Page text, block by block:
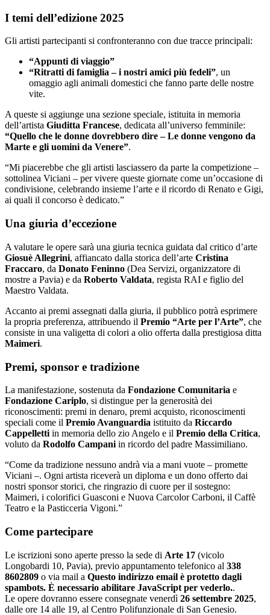
I temi dell’edizione 2025
Gli artisti partecipanti si confronteranno con due tracce principali:
“Appunti di viaggio”
“Ritratti di famiglia – i nostri amici più fedeli”, un
omaggio agli animali domestici che fanno parte delle nostre
vite.
A queste si aggiunge una sezione speciale, istituita in memoria
dell’artista Giuditta Francese, dedicata all’universo femminile:
“Quello che le donne dovrebbero dire – Le donne vengono da
Marte e gli uomini da Venere”.
“Mi piacerebbe che gli artisti lasciassero da parte la competizione –
sottolinea Viciani – per vivere queste giornate come un’occasione di
condivisione, celebrando insieme l’arte e il ricordo di Renato e Gigi,
ai quali il concorso è dedicato.”
Una giuria d’eccezione
A valutare le opere sarà una giuria tecnica guidata dal critico d’arte
Giosuè Allegrini, affiancato dalla storica dell’arte Cristina
Fraccaro, da Donato Feninno (Dea Servizi, organizzatore di
mostre a Pavia) e da Roberto Valdata, regista RAI e figlio del
Maestro Valdata.
Accanto ai premi assegnati dalla giuria, il pubblico potrà esprimere
la propria preferenza, attribuendo il Premio “Arte per l’Arte”, che
consiste in una valigetta di colori a olio offerta dalla prestigiosa ditta
Maimeri.
Premi, sponsor e tradizione
La manifestazione, sostenuta da Fondazione Comunitaria e
Fondazione Cariplo, si distingue per la generosità dei
riconoscimenti: premi in denaro, premi acquisto, riconoscimenti
speciali come il Premio Avanguardia istituito da Riccardo
Cappelletti in memoria dello zio Angelo e il Premio della Critica,
voluto da Rodolfo Campani in ricordo del padre Massimiliano.
“Come da tradizione nessuno andrà via a mani vuote – promette
Viciani –. Ogni artista riceverà un diploma e un dono offerto dai
nostri sponsor storici, che ringrazio di cuore per il sostegno:
Maimeri, i colorifici Guasconi e Nuova Carcolor Carboni, il Caffè
Teatro e la Pasticceria Vigoni.”
Come partecipare
Le iscrizioni sono aperte presso la sede di Arte 17 (vicolo
Longobardi 10, Pavia), previo appuntamento telefonico al 338
8602809 o via mail a Questo indirizzo email è protetto dagli
spambots. È necessario abilitare JavaScript per vederlo..
Le opere dovranno essere consegnate venerdì 26 settembre 2025,
dalle ore 14 alle 19, al Centro Polifunzionale di San Genesio.